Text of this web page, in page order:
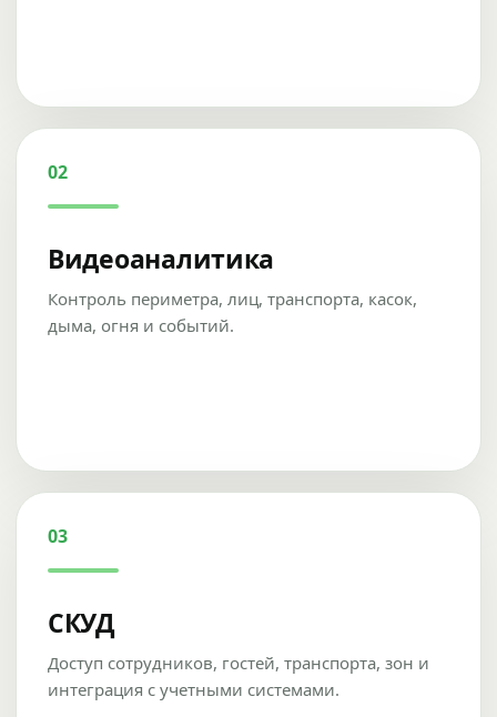
02
Видеоаналитика
Контроль периметра, лиц, транспорта, касок,
дыма, огня и событий.
03
СКУД
Доступ сотрудников, гостей, транспорта, зон и
интеграция с учетными системами.